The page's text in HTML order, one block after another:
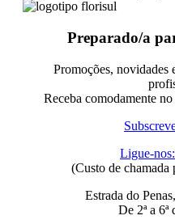
Preparado/a
Promoções, novidades
Receba comodamente
Ligue-
(Custo de chamada
Estrada do
De 2ª a 6ª